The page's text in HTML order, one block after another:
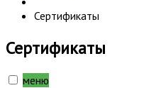
Сертификаты
Сертификаты
меню